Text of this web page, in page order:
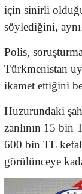
için sinirli
söylediğini,
Polis,
Türkmenistan
ikamet ettiğini
Huzurundaki
zanlının 15 bin
600 bin TL
görülünceye